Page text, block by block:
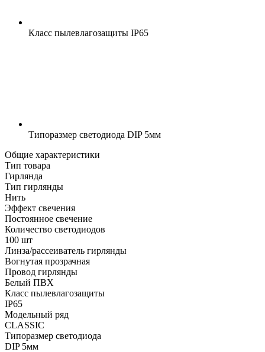
Класс пылевлагозащиты IP65
Типоразмер светодиода DIP 5мм
Общие характеристики
Тип товара
Гирлянда
Тип гирлянды
Нить
Эффект свечения
Постоянное свечение
Количество светодиодов
100 шт
Линза/рассеиватель гирлянды
Вогнутая прозрачная
Провод гирлянды
Белый ПВХ
Класс пылевлагозащиты
IP65
Модельный ряд
CLASSIC
Типоразмер светодиода
DIP 5мм